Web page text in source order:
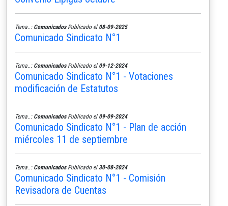
Tema..: ComunicadosPublicado el 08-09-2025
Comunicado Sindicato N°1
Tema..: ComunicadosPublicado el 09-12-2024
Comunicado Sindicato N°1 - Votaciones
modificación de Estatutos
Tema..: ComunicadosPublicado el 09-09-2024
Comunicado Sindicato N°1 - Plan de acción
miércoles 11 de septiembre
Tema..: ComunicadosPublicado el 30-08-2024
Comunicado Sindicato N°1 - Comisión
Revisadora de Cuentas